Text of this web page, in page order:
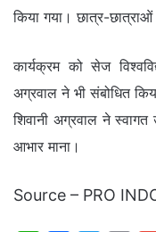
किया गया। छात्र-
कार्यक्रम को सेज
अग्रवाल ने भी संबोधित
शिवानी अग्रवाल ने
आभार माना।
Source – PRO